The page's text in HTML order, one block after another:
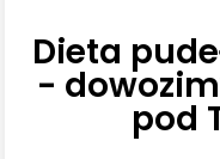
Dieta
-
pod